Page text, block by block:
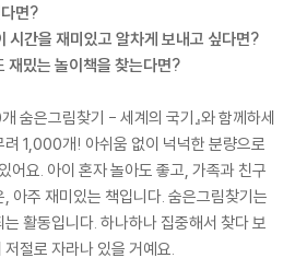
면?
시간을 재미있고 알차게 보내고 싶다면?
재밌는 놀이책을 찾는다면?
숨은그림찾기 - 세계의 국기』와 함께하세
려 1,000개! 아쉬움 없이 넉넉한 분량으로
어요. 아이 혼자 놀아도 좋고, 가족과 친구
아주 재미있는 책입니다. 숨은그림찾기는
활동입니다. 하나하나 집중해서 찾다 보
절로 자라나 있을 거예요.